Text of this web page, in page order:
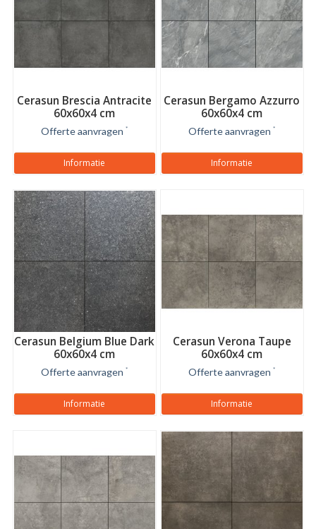
Cerasun Brescia Antracite
60x60x4 cm
Offerte aanvragen *
Informatie
Cerasun Bergamo Azzurro
60x60x4 cm
Offerte aanvragen *
Informatie
Cerasun Belgium Blue Dark
60x60x4 cm
Offerte aanvragen *
Informatie
Cerasun Verona Taupe
60x60x4 cm
Offerte aanvragen *
Informatie